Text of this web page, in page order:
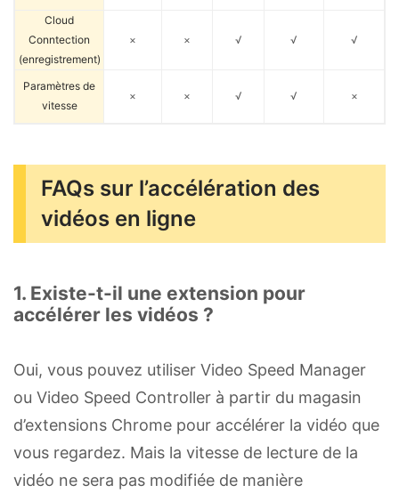
Cloud
Conntection
(enregistrement)
× × √ √ √
Paramètres de
vitesse
× × √ √ ×
FAQs sur l’accélération des
vidéos en ligne
1. Existe-t-il une extension pour
accélérer les vidéos ?
Oui, vous pouvez utiliser Video Speed Manager
ou Video Speed Controller à partir du magasin
d’extensions Chrome pour accélérer la vidéo que
vous regardez. Mais la vitesse de lecture de la
vidéo ne sera pas modifiée de manière